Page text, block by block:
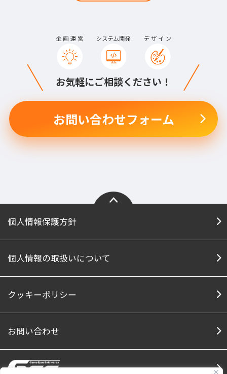
お気軽にご相談ください！
お問い合わせフォーム
個人情報保護方針
個人情報の取扱いについて
クッキーポリシー
お問い合わせ